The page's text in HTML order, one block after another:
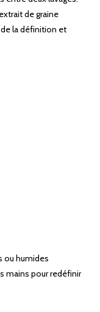
de graine
de la définition et
ou humides
mains pour redéfinir